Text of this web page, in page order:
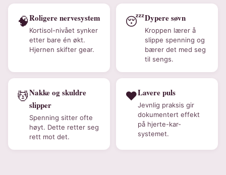
🧠Roligere nervesystem
Kortisol-nivået synker
etter bare én økt.
Hjernen skifter gear.
😴Dypere søvn
Kroppen lærer å
slippe spenning og
bærer det med seg
til sengs.
💆Nakke og skuldre
slipper
Spenning sitter ofte
høyt. Dette retter seg
rett mot det.
❤️Lavere puls
Jevnlig praksis gir
dokumentert effekt
på hjerte-kar-
systemet.